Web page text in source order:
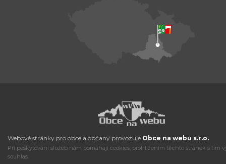
Webové stránky pro obce a občany provozuje Obce na webu s.r.o.
Při poskytování služeb nám pomáhají cookies, prohlížením těchto stránek s tím
souhlas.